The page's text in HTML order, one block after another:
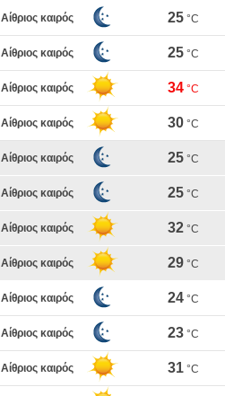
Αίθριος καιρός 25 °C
Αίθριος καιρός 25 °C
Αίθριος καιρός 34 °C
Αίθριος καιρός 30 °C
Αίθριος καιρός 25 °C
Αίθριος καιρός 25 °C
Αίθριος καιρός 32 °C
Αίθριος καιρός 29 °C
Αίθριος καιρός 24 °C
Αίθριος καιρός 23 °C
Αίθριος καιρός 31 °C